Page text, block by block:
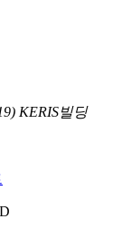
KERIS빌딩